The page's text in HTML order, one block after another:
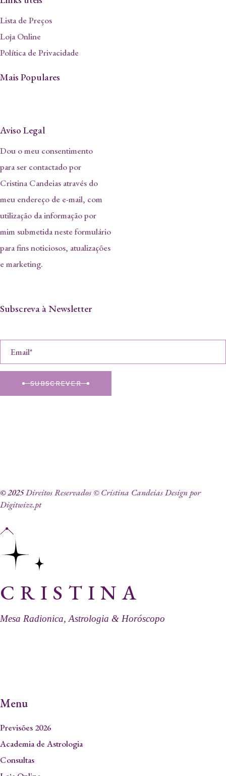
Lista de Preços
Loja Online
Política de Privacidade
Mais Populares
Aviso Legal
Dou o meu consentimento
para ser contactado por
Cristina Candeias através do
meu endereço de e-mail, com
utilização da informação por
mim submetida neste formulário
para fins noticiosos, atualizações
e marketing.
Subscreva à Newsletter
SUBSCREVER
© 2025Direitos Reservados © Cristina Candeias Design por
Digitwizz.pt
CRISTINA
Mesa Radionica, Astrologia & Horóscopo
Menu
Previsões 2026
Academia de Astrologia
Consultas